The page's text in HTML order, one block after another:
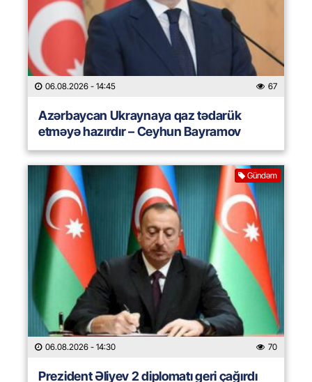
06.08.2026 - 14:45 67
Azərbaycan Ukraynaya qaz tədarük
etməyə hazırdır – Ceyhun Bayramov
Gündəm
06.08.2026 - 14:30 70
Prezident Əliyev 2 diplomatı geri çağırdı